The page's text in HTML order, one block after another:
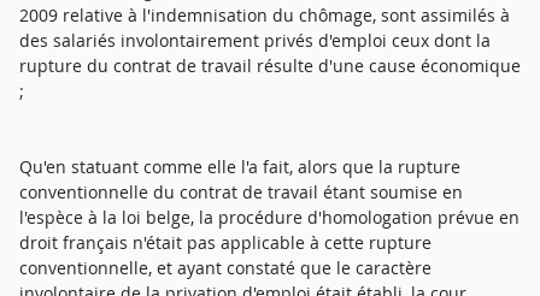
2009 relative à l'indemnisation du chômage, sont assimilés à
des salariés involontairement privés d'emploi ceux dont la
rupture du contrat de travail résulte d'une cause économique
;
Qu'en statuant comme elle l'a fait, alors que la rupture
conventionnelle du contrat de travail étant soumise en
l'espèce à la loi belge, la procédure d'homologation prévue en
droit français n'était pas applicable à cette rupture
conventionnelle, et ayant constaté que le caractère